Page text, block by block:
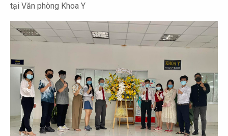
tại Văn phòng Khoa Y